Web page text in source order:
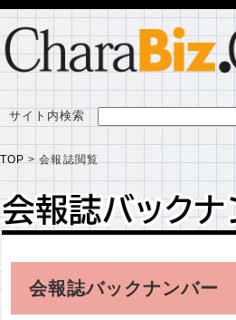
サイト内検索
TOP >会報誌閲覧
会報誌バックナ
会報誌バックナ
会報誌バックナンバー